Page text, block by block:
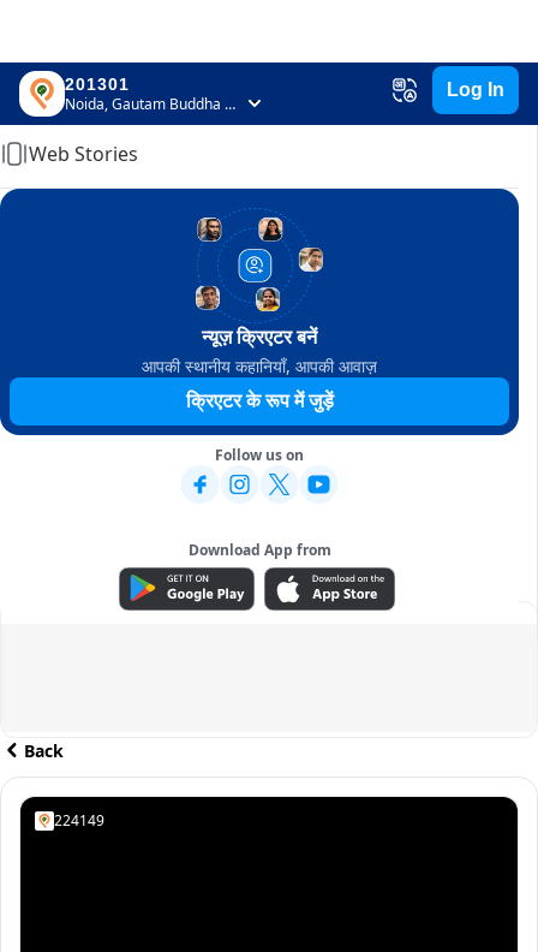
201301
Noida, Gautam Buddha Nagar, Uttar Pradesh
Log In
Home
Web Stories
न्यूज़ क्रिएटर बनें
आपकी स्थानीय कहानियाँ, आपकी आवाज़
क्रिएटर के रूप में जुड़ें
Follow us on
Download App from
ADVERTISEMENT
Back
224149